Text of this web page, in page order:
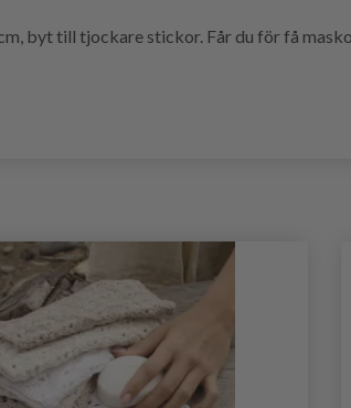
byt till tjockare stickor. Får du för få